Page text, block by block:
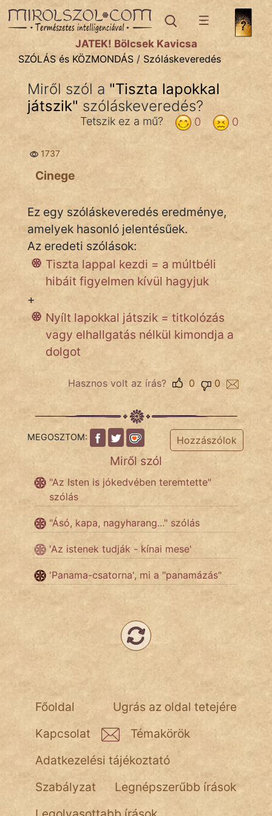
SZÓLÁS ÉS KÖZMONDÁStémák:
Bibliai
Közmondások
Szállóigék
Szóláscsoportok
Szólások
Tréfás
IRODALOM
ÉLETMÓD
És
TÖRTÉNELEM
Népszerű szerzőink:
Jób Gedeon
vörös ördög
JÁTÉK! Bölcsek Kavicsa
SZÓLÁS és KÖZMONDÁS / Szóláskeveredés
Miről szól a "Tiszta lapokkal
játszik" szóláskeveredés?
0
0
Tetszik ez a mű?
1737
Cinege
Ez egy szóláskeveredés eredménye,
amelyek hasonló jelentésűek.
Az eredeti szólások:
Tiszta lappal kezdi = a múltbéli
hibáit figyelmen kívül hagyjuk
+
Nyílt lapokkal játszik = titkolózás
vagy elhallgatás nélkül kimondja a
dolgot
Hasznos volt az írás? 0
0
MEGOSZTOM: Hozzászólok
Miről szól
"Az Isten is jókedvében teremtette"
szólás
"Ásó, kapa, nagyharang..." szólás
'Az istenek tudják - kínai mese'
'Panama-csatorna', mi a "panamázás"
Ugrás az oldal tetejére
Főoldal
Kapcsolat
Témakörök
Adatkezelési tájékoztató
Szabályzat
Legnépszerűbb írások